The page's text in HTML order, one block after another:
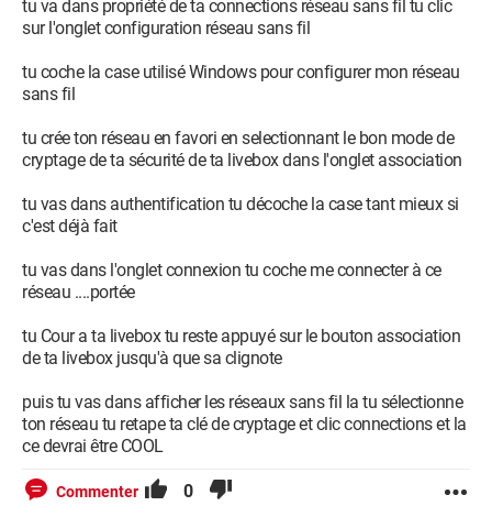
tu va dans propriété de ta connections réseau sans fil tu clic
sur l'onglet configuration réseau sans fil
tu coche la case utilisé Windows pour configurer mon réseau
sans fil
tu crée ton réseau en favori en selectionnant le bon mode de
cryptage de ta sécurité de ta livebox dans l'onglet association
tu vas dans authentification tu décoche la case tant mieux si
c'est déjà fait
tu vas dans l'onglet connexion tu coche me connecter à ce
réseau ....portée
tu Cour a ta livebox tu reste appuyé sur le bouton association
de ta livebox jusqu'à que sa clignote
puis tu vas dans afficher les réseaux sans fil la tu sélectionne
ton réseau tu retape ta clé de cryptage et clic connections et la
ce devrai être COOL
Commenter 0